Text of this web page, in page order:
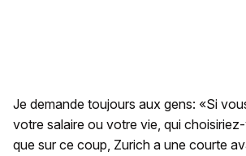
Je demande toujours aux gens: «Si
votre salaire ou votre vie, qui
que sur ce coup, Zurich a une courte